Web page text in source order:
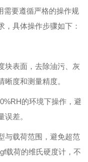
需要遵循严格的操作规
，具体操作步骤如下：
块表面，去除油污、灰
度和测量精度。
的环境下操作，避
差。
与载荷范围，避免超范
载荷的维氏硬度计，不